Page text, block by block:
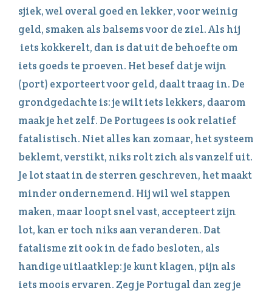
sjiek, wel overal goed en lekker, voor weinig
geld, smaken als balsems voor de ziel. Als hij
iets kokkerelt, dan is dat uit de behoefte om
iets goeds te proeven. Het besef dat je wijn
(port) exporteert voor geld, daalt traag in. De
grondgedachte is: je wilt iets lekkers, daarom
maak je het zelf. De Portugees is ook relatief
fatalistisch. Niet alles kan zomaar, het systeem
beklemt, verstikt, niks rolt zich als vanzelf uit.
Je lot staat in de sterren geschreven, het maakt
minder ondernemend. Hij wil wel stappen
maken, maar loopt snel vast, accepteert zijn
lot, kan er toch niks aan veranderen. Dat
fatalisme zit ook in de fado besloten, als
handige uitlaatklep: je kunt klagen, pijn als
iets moois ervaren. Zeg je Portugal dan zeg je